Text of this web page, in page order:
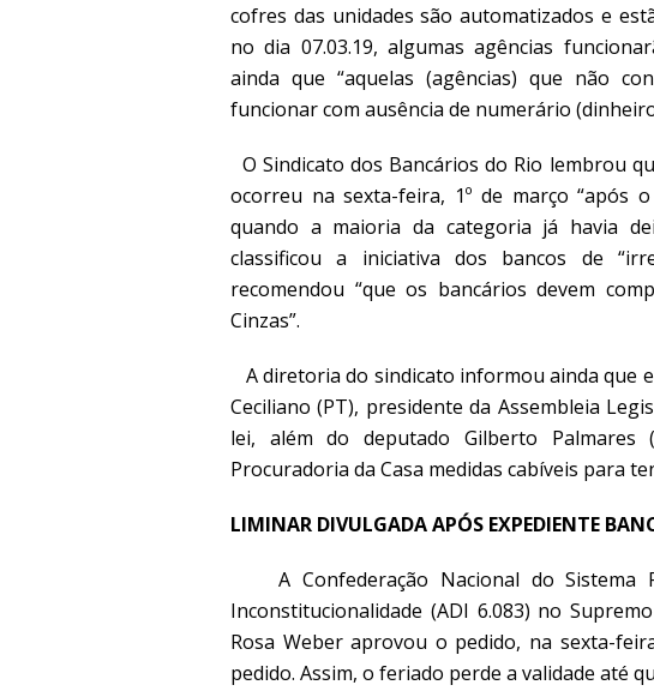
cofres das unidades são automatizados e
no dia 07.03.19, algumas agências
ainda que “aquelas (agências) que não
funcionar com ausência de numerário
O Sindicato dos Bancários do Rio lembrou
ocorreu na sexta-feira, 1º de março “após
quando a maioria da categoria já havia
classificou a iniciativa dos bancos de
recomendou “que os bancários devem
Cinzas”.
A diretoria do sindicato informou ainda que
Ceciliano (PT), presidente da Assembleia
lei, além do deputado Gilberto Palmares
Procuradoria da Casa medidas cabíveis para
LIMINAR DIVULGADA APÓS EXPEDIENTE
A Confederação Nacional do Sistema
Inconstitucionalidade (ADI 6.083) no
Rosa Weber aprovou o pedido, na sexta-
pedido. Assim, o feriado perde a validade até